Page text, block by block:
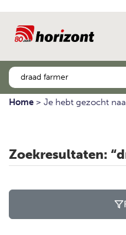
Home > Je hebt gezocht
Zoekresultaten: